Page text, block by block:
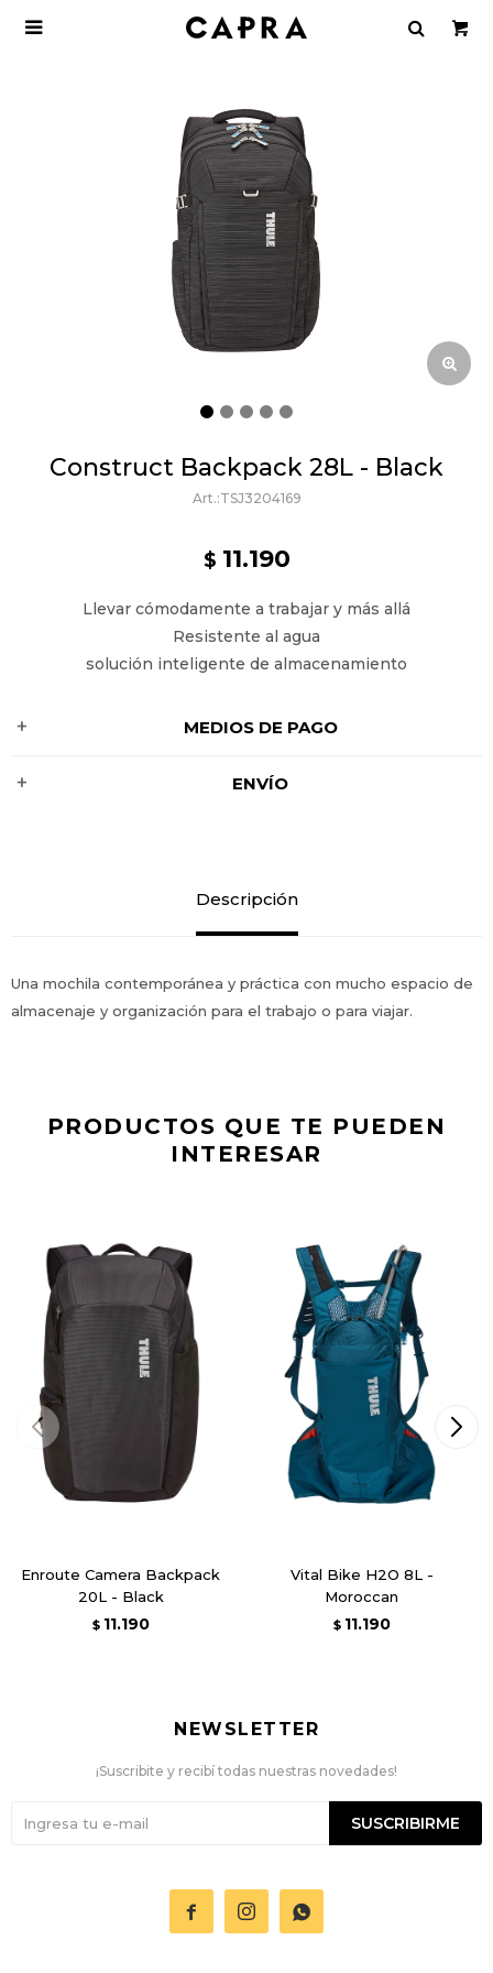

Construct Backpack 28L - Black
TSJ3204169
$ 11.190
Llevar cómodamente a trabajar y más allá
Resistente al agua
solución inteligente de almacenamiento
MEDIOS DE PAGO
ENVÍO
Descripción
Una mochila contemporánea y práctica con mucho espacio de
almacenaje y organización para el trabajo o para viajar.
PRODUCTOS QUE TE PUEDEN
INTERESAR
Enroute Camera Backpack
20L - Black
$ 11.190
Vital Bike H2O 8L -
Moroccan
$ 11.190
  
NEWSLETTER
¡Suscribite y recibí todas nuestras novedades!
SUSCRIBIRME